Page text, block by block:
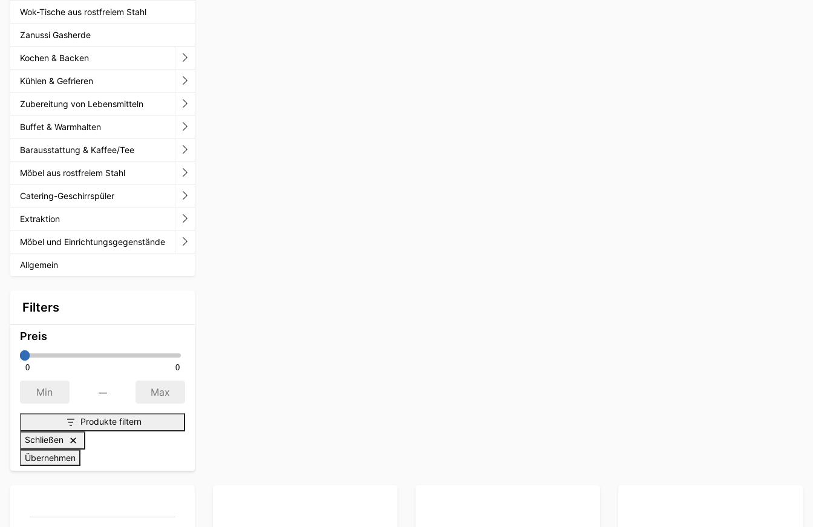
Wok-Tische aus rostfreiem Stahl
Zanussi Gasherde
Kochen & Backen
Kühlen & Gefrieren
Zubereitung von Lebensmitteln
Buffet & Warmhalten
Barausstattung & Kaffee/Tee
Möbel aus rostfreiem Stahl
Catering-Geschirrspüler
Extraktion
Möbel und Einrichtungsgegenstände
Allgemein
Filters
Preis
—
0 0
Produkte filtern
Schließen
Übernehmen